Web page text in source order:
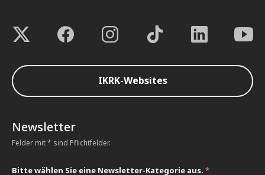
IKRK-Websites
Newsletter
Felder mit * sind Pflichtfelder.
Bitte wählen Sie eine Newsletter-Kategorie aus. *